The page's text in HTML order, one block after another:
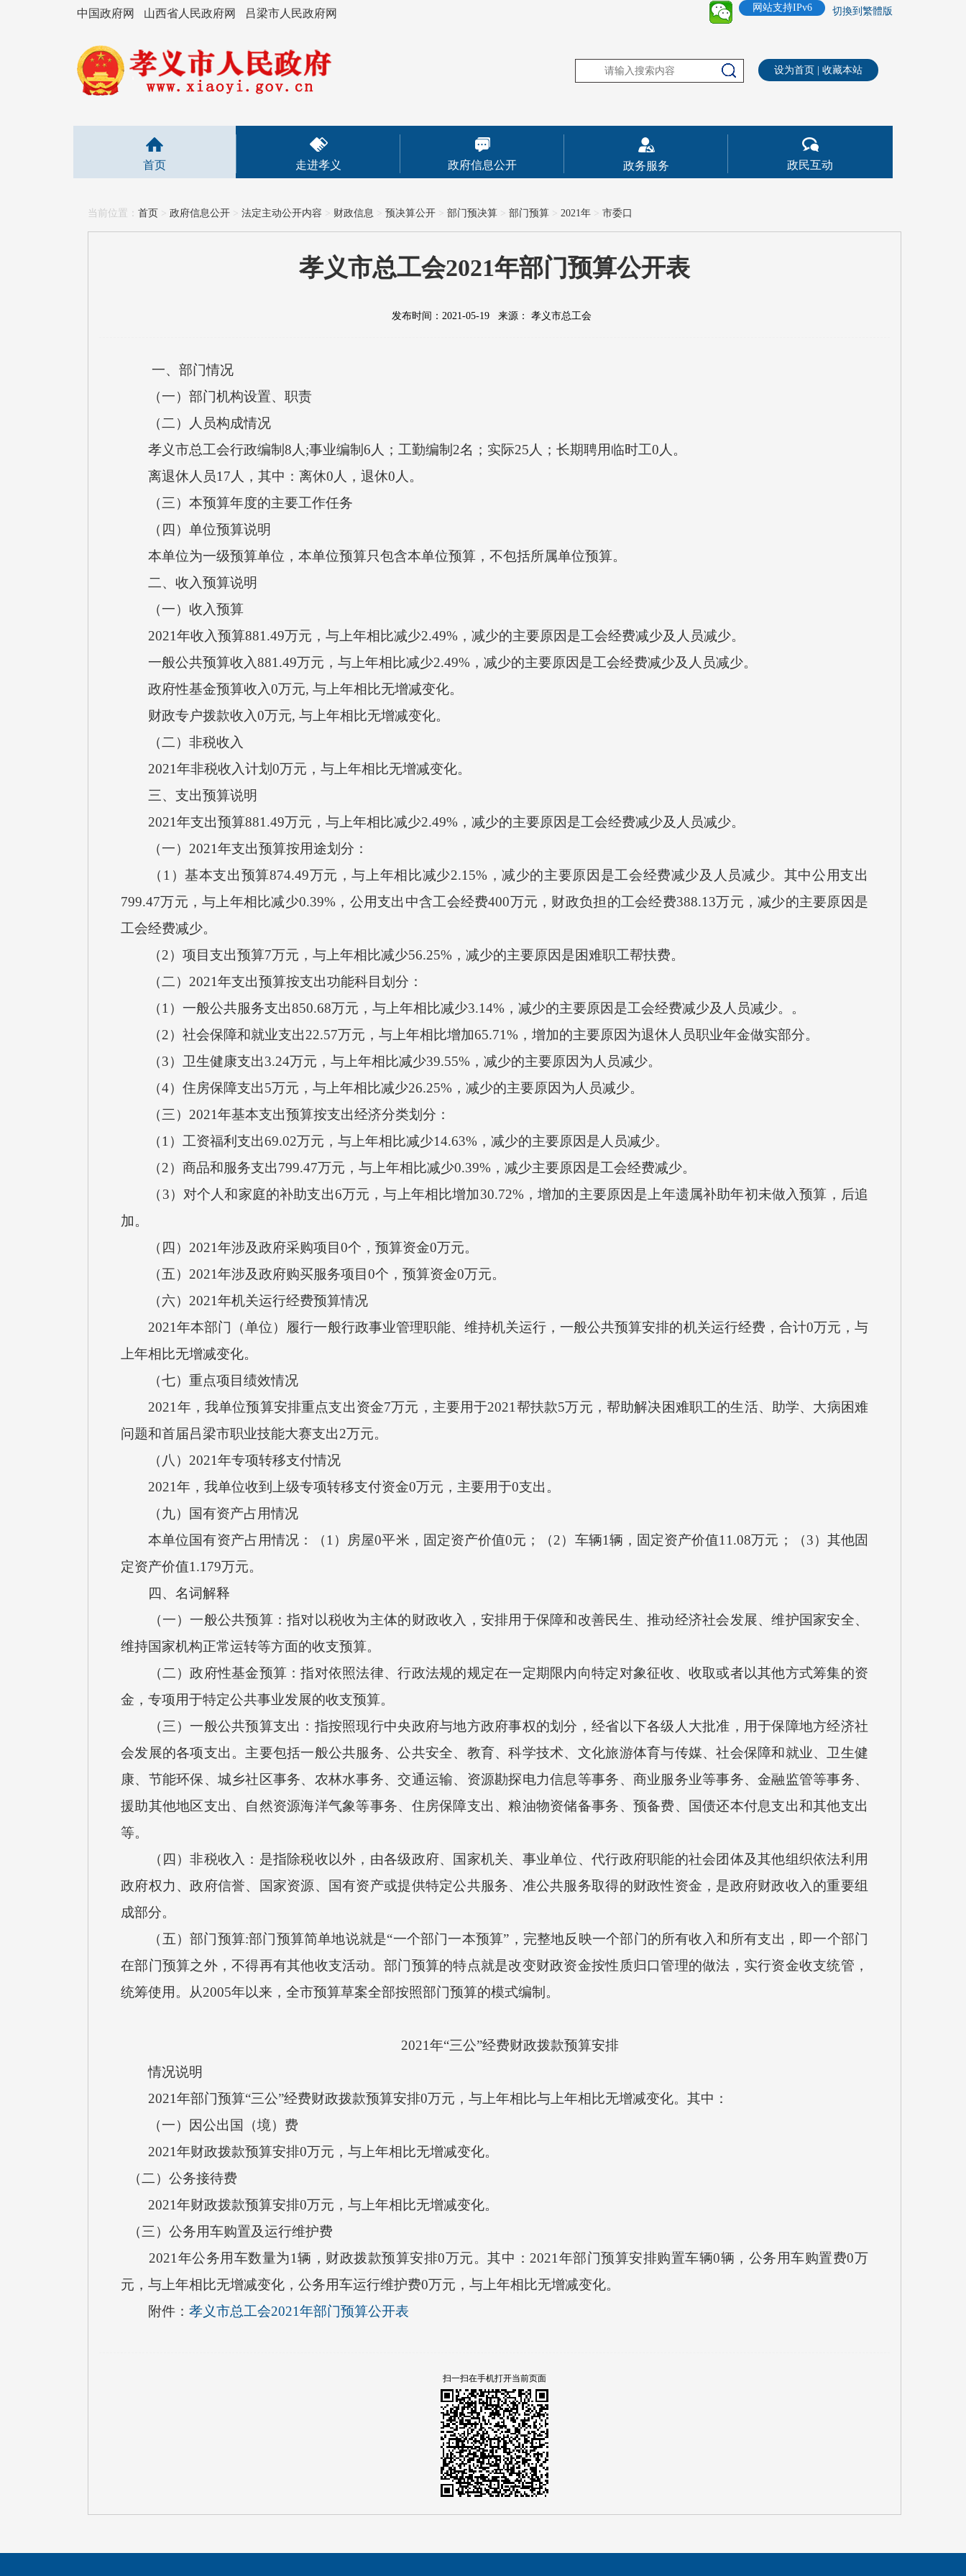
中国政府网 山西省人民政府网 吕梁市人民政府网 切換到繁體版
网站支持IPv6
设为首页 收藏本站
首页 走进孝义 政府信息公开 政务服务 政民互动
当前位置： 首页 > 政府信息公开 > 法定主动公开内容 > 财政信息 > 预决算公开 > 部门预决算 > 部门预算 > 2021年 > 市委口
孝义市总工会2021年部门预算公开表
发布时间：2021-05-19 来源： 孝义市总工会
一、部门情况
（一）部门机构设置、职责
（二）人员构成情况
孝义市总工会行政编制8人;事业编制6人；工勤编制2名；实际25人；长期聘用临时工0人。
离退休人员17人，其中：离休0人，退休0人。
（三）本预算年度的主要工作任务
（四）单位预算说明
本单位为一级预算单位，本单位预算只包含本单位预算，不包括所属单位预算。
二、收入预算说明
（一）收入预算
2021年收入预算881.49万元，与上年相比减少2.49%，减少的主要原因是工会经费减少及人员减少。
一般公共预算收入881.49万元，与上年相比减少2.49%，减少的主要原因是工会经费减少及人员减少。
政府性基金预算收入0万元, 与上年相比无增减变化。
财政专户拨款收入0万元, 与上年相比无增减变化。
（二）非税收入
2021年非税收入计划0万元，与上年相比无增减变化。
三、支出预算说明
2021年支出预算881.49万元，与上年相比减少2.49%，减少的主要原因是工会经费减少及人员减少。
（一）2021年支出预算按用途划分：
（1）基本支出预算874.49万元，与上年相比减少2.15%，减少的主要原因是工会经费减少及人员减少。其中公用支出
799.47万元，与上年相比减少0.39%，公用支出中含工会经费400万元，财政负担的工会经费388.13万元，减少的主要原因是
工会经费减少。
（2）项目支出预算7万元，与上年相比减少56.25%，减少的主要原因是困难职工帮扶费。
（二）2021年支出预算按支出功能科目划分：
（1）一般公共服务支出850.68万元，与上年相比减少3.14%，减少的主要原因是工会经费减少及人员减少。。
（2）社会保障和就业支出22.57万元，与上年相比增加65.71%，增加的主要原因为退休人员职业年金做实部分。
（3）卫生健康支出3.24万元，与上年相比减少39.55%，减少的主要原因为人员减少。
（4）住房保障支出5万元，与上年相比减少26.25%，减少的主要原因为人员减少。
（三）2021年基本支出预算按支出经济分类划分：
（1）工资福利支出69.02万元，与上年相比减少14.63%，减少的主要原因是人员减少。
（2）商品和服务支出799.47万元，与上年相比减少0.39%，减少主要原因是工会经费减少。
（3）对个人和家庭的补助支出6万元，与上年相比增加30.72%，增加的主要原因是上年遗属补助年初未做入预算，后追
加。
（四）2021年涉及政府采购项目0个，预算资金0万元。
（五）2021年涉及政府购买服务项目0个，预算资金0万元。
（六）2021年机关运行经费预算情况
2021年本部门（单位）履行一般行政事业管理职能、维持机关运行，一般公共预算安排的机关运行经费，合计0万元，与
上年相比无增减变化。
（七）重点项目绩效情况
2021年，我单位预算安排重点支出资金7万元，主要用于2021帮扶款5万元，帮助解决困难职工的生活、助学、大病困难
问题和首届吕梁市职业技能大赛支出2万元。
（八）2021年专项转移支付情况
2021年，我单位收到上级专项转移支付资金0万元，主要用于0支出。
（九）国有资产占用情况
本单位国有资产占用情况：（1）房屋0平米，固定资产价值0元；（2）车辆1辆，固定资产价值11.08万元；（3）其他固
定资产价值1.179万元。
四、名词解释
（一）一般公共预算：指对以税收为主体的财政收入，安排用于保障和改善民生、推动经济社会发展、维护国家安全、
维持国家机构正常运转等方面的收支预算。
（二）政府性基金预算：指对依照法律、行政法规的规定在一定期限内向特定对象征收、收取或者以其他方式筹集的资
金，专项用于特定公共事业发展的收支预算。
（三）一般公共预算支出：指按照现行中央政府与地方政府事权的划分，经省以下各级人大批准，用于保障地方经济社
会发展的各项支出。主要包括一般公共服务、公共安全、教育、科学技术、文化旅游体育与传媒、社会保障和就业、卫生健
康、节能环保、城乡社区事务、农林水事务、交通运输、资源勘探电力信息等事务、商业服务业等事务、金融监管等事务、
援助其他地区支出、自然资源海洋气象等事务、住房保障支出、粮油物资储备事务、预备费、国债还本付息支出和其他支出
等。
（四）非税收入：是指除税收以外，由各级政府、国家机关、事业单位、代行政府职能的社会团体及其他组织依法利用
政府权力、政府信誉、国家资源、国有资产或提供特定公共服务、准公共服务取得的财政性资金，是政府财政收入的重要组
成部分。
（五）部门预算:部门预算简单地说就是“一个部门一本预算”，完整地反映一个部门的所有收入和所有支出，即一个部门
在部门预算之外，不得再有其他收支活动。部门预算的特点就是改变财政资金按性质归口管理的做法，实行资金收支统管，
统筹使用。从2005年以来，全市预算草案全部按照部门预算的模式编制。
2021年“三公”经费财政拨款预算安排
情况说明
2021年部门预算“三公”经费财政拨款预算安排0万元，与上年相比与上年相比无增减变化。其中：
（一）因公出国（境）费
2021年财政拨款预算安排0万元，与上年相比无增减变化。
（二）公务接待费
2021年财政拨款预算安排0万元，与上年相比无增减变化。
（三）公务用车购置及运行维护费
2021年公务用车数量为1辆，财政拨款预算安排0万元。其中：2021年部门预算安排购置车辆0辆，公务用车购置费0万
元，与上年相比无增减变化，公务用车运行维护费0万元，与上年相比无增减变化。
附件： 孝义市总工会2021年部门预算公开表
扫一扫在手机打开当前页面